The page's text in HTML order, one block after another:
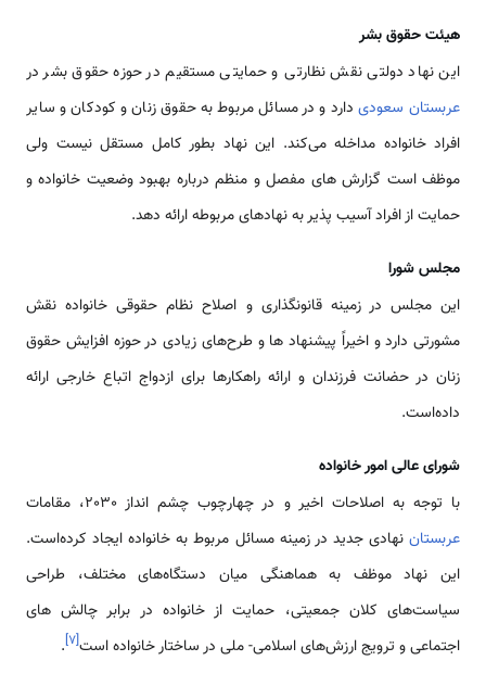
هیئت حقوق بشر
این نهاد دولتی نقش نظارتی و حمایتی مستقیم در حوزه حقوق بشر در
عربستان سعودیدارد و در مسائل مربوط به حقوق زنان و کودکان و سایر
افراد خانواده مداخله می‌کند. این نهاد بطور کامل مستقل نیست ولی
موظف است گزارش های مفصل و منظم درباره بهبود وضعیت خانواده و
حمایت از افراد آسیب پذیر به نهادهای مربوطه ارائه دهد.
مجلس شورا
این مجلس در زمینه قانونگذاری و اصلاح نظام حقوقی خانواده نقش
مشورتی دارد و اخیراً پیشنهاد ها و طرح‌های زیادی در حوزه افزایش حقوق
زنان در حضانت فرزندان و ارائه راهکارها برای ازدواج اتباع خارجی ارائه
داده‌است.
شورای عالی امور خانواده
با توجه به اصلاحات اخیر و در چهارچوب چشم انداز 2030، مقامات
عربستان نهادی جدید در زمینه مسائل مربوط به خانواده ایجاد کرده‌است.
این نهاد موظف به هماهنگی میان دستگاه‌های مختلف، طراحی
سیاست‌های کلان جمعیتی، حمایت از خانواده در برابر چالش های
اجتماعی و ترویج ارزش‌های اسلامی- ملی در ساختار خانواده است[۷]
.